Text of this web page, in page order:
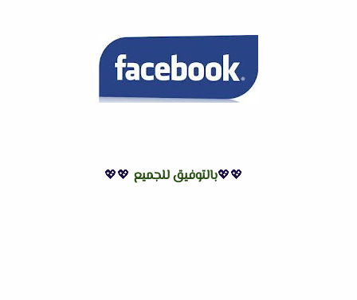
💖💖بالتوفيق للجميع 💖💖